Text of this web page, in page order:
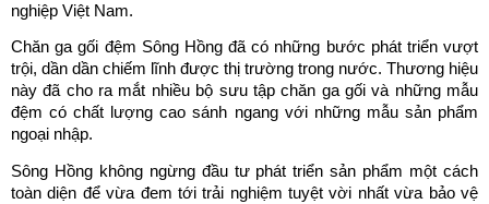
nghiệp Việt Nam.
Chăn ga gối đệm Sông Hồng đã có những bước phát triển vượt
trội, dần dần chiếm lĩnh được thị trường trong nước. Thương hiệu
này đã cho ra mắt nhiều bộ sưu tập chăn ga gối và những mẫu
đệm có chất lượng cao sánh ngang với những mẫu sản phẩm
ngoại nhập.
Sông Hồng không ngừng đầu tư phát triển sản phẩm một cách
toàn diện để vừa đem tới trải nghiệm tuyệt vời nhất vừa bảo vệ